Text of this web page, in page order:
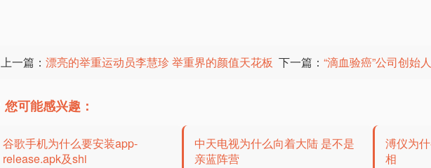
上一篇： 漂亮的举重运动员李慧珍 举重界的颜值天花板 下一篇： “滴血验癌”公司创始
您可能感兴趣：
谷歌手机为什么要安装app-
release.apk及shi
中天电视为什么向着大陆 是不是
亲蓝阵营
溥仪为
相